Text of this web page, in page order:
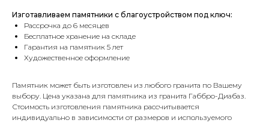
Изготавливаем памятники с благоустройством под ключ:
Рассрочка до 6 месяцев
Бесплатное хранение на складе
Гарантия на памятник 5 лет
Художественное оформление
Памятник может быть изготовлен из любого гранита по Вашему
выбору. Цена указана для памятника из гранита Габбро-Диабаз.
Стоимость изготовления памятника рассчитывается
индивидуально в зависимости от размеров и используемого